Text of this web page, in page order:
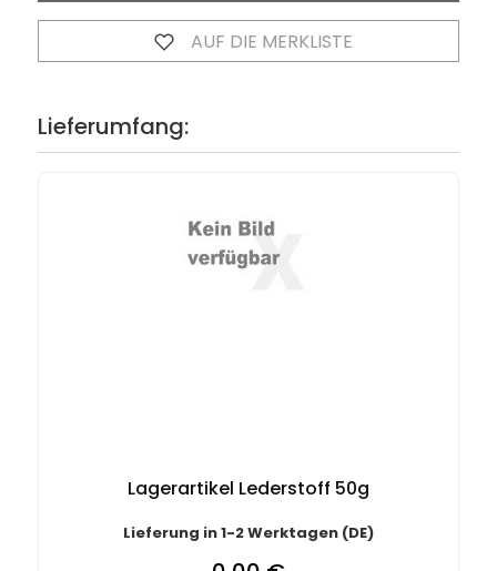
AUF DIE MERKLISTE
Lieferumfang:
Lagerartikel Lederstoff 50g
Lieferung in 1-2 Werktagen (DE)